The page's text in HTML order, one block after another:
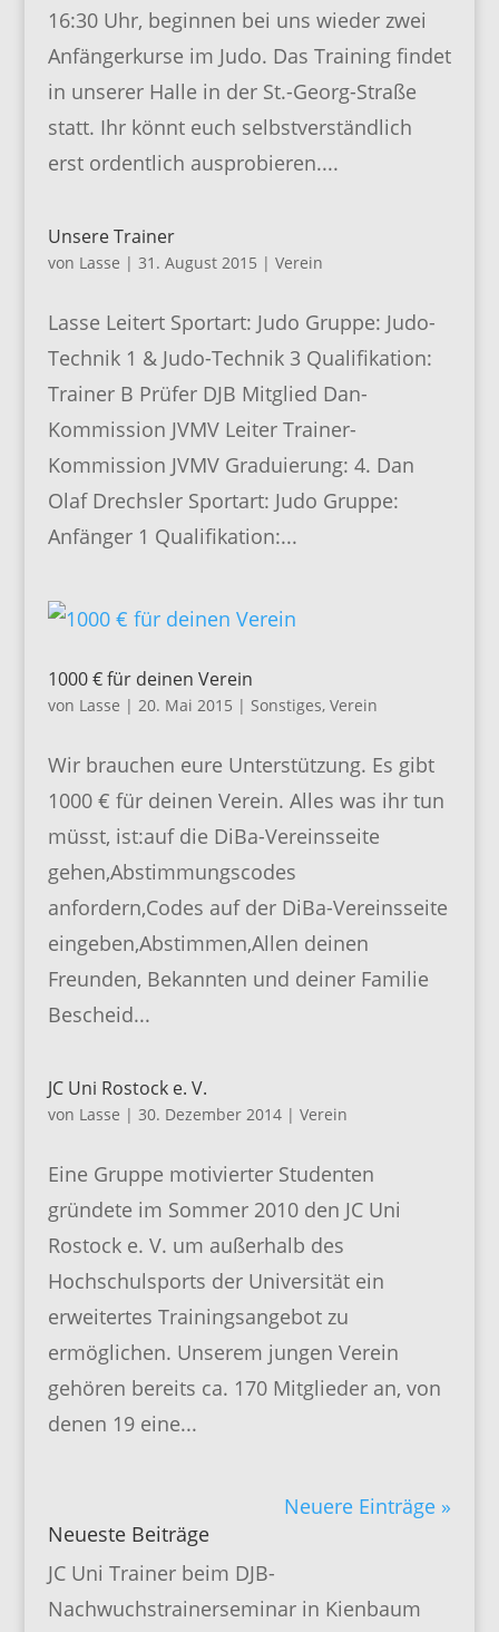
16:30 Uhr, beginnen bei uns wieder zwei
Anfängerkurse im Judo. Das Training findet
in unserer Halle in der St.-Georg-Straße
statt. Ihr könnt euch selbstverständlich
erst ordentlich ausprobieren....
Unsere Trainer
von Lasse | 31. August 2015 | Verein
Lasse Leitert Sportart: Judo Gruppe: Judo-
Technik 1 & Judo-Technik 3 Qualifikation:
Trainer B Prüfer DJB Mitglied Dan-
Kommission JVMV Leiter Trainer-
Kommission JVMV Graduierung: 4. Dan
Olaf Drechsler Sportart: Judo Gruppe:
Anfänger 1 Qualifikation:...
1000 € für deinen Verein
von Lasse | 20. Mai 2015 | Sonstiges, Verein
Wir brauchen eure Unterstützung. Es gibt
1000 € für deinen Verein. Alles was ihr tun
müsst, ist:auf die DiBa-Vereinsseite
gehen,Abstimmungscodes
anfordern,Codes auf der DiBa-Vereinsseite
eingeben,Abstimmen,Allen deinen
Freunden, Bekannten und deiner Familie
Bescheid...
JC Uni Rostock e. V.
von Lasse | 30. Dezember 2014| Verein
Eine Gruppe motivierter Studenten
gründete im Sommer 2010 den JC Uni
Rostock e. V. um außerhalb des
Hochschulsports der Universität ein
erweitertes Trainingsangebot zu
ermöglichen. Unserem jungen Verein
gehören bereits ca. 170 Mitglieder an, von
denen 19 eine...
Neuere Einträge »
Neueste Beiträge
JC Uni Trainer beim DJB-
Nachwuchstrainerseminar in Kienbaum